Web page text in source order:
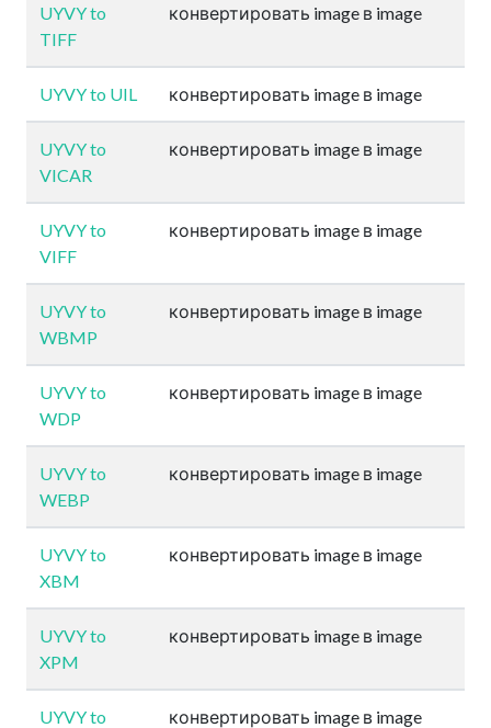
UYVY to
TIFF
конвертировать image в image
UYVY to UIL конвертировать image в image
UYVY to
VICAR
конвертировать image в image
UYVY to
VIFF
конвертировать image в image
UYVY to
WBMP
конвертировать image в image
UYVY to
WDP
конвертировать image в image
UYVY to
WEBP
конвертировать image в image
UYVY to
XBM
конвертировать image в image
UYVY to
XPM
конвертировать image в image
UYVY to
конвертировать image в image